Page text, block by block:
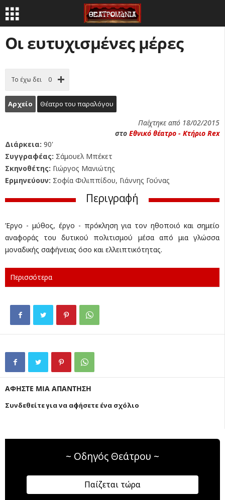
Οι ευτυχισμένες μέρες
Το έχω δει 0
Αρχείο Θέατρο του παραλόγου
Παίχτηκε από 18/02/2015
στο Εθνικό θέατρο - Κτήριο Rex
Διάρκεια: 90'
Συγγραφέας: Σάμουελ Μπέκετ
Σκηνοθέτης: Γιώργος Μανιώτης
Ερμηνεύουν: Σοφία Φιλιππίδου, Γιάννης Γούνας
Περιγραφή
Έργο - μύθος, έργο - πρόκληση για τον ηθοποιό και σημείο
αναφοράς του δυτικού πολιτισμού μέσα από μια γλώσσα
μοναδικής σαφήνειας όσο και ελλειπτικότητας.
Περισσότερα
ΑΦΗΣΤΕ ΜΙΑ ΑΠΑΝΤΗΣΗ
Συνδεθείτε για να αφήσετε ένα σχόλιο
~ Οδηγός Θεάτρου ~
Παίζεται τώρα